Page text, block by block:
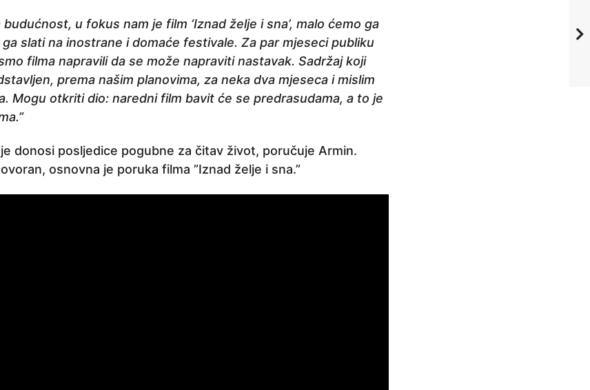
u fokus nam je film ‘Iznad želje i sna’, malo ćemo ga
slati na inostrane i domaće festivale. Za par mjeseci publiku
filma napravili da se može napraviti nastavak. Sadržaj koji
prema našim planovima, za neka dva mjeseca i mislim
Mogu otkriti dio: naredni film bavit će se predrasudama, a to je
donosi posljedice pogubne za čitav život, poručuje Armin.
osnovna je poruka filma ”Iznad želje i sna.”